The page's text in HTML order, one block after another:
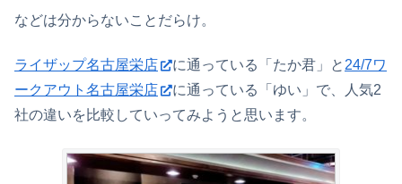
などは分からないことだらけ。
ライザップ名古屋栄店 に通っている「たか君」と 24/7ワ
ークアウト名古屋栄店
に通っている「ゆい」で、人気2
社の違いを比較していってみようと思います。